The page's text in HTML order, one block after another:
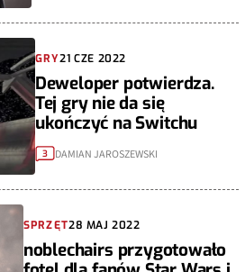
GRY21 CZE 2022
Deweloper potwierdza.
Tej gry nie da się
ukończyć na Switchu
3 DAMIAN JAROSZEWSKI
SPRZĘT28 MAJ 2022
noblechairs przygotowało